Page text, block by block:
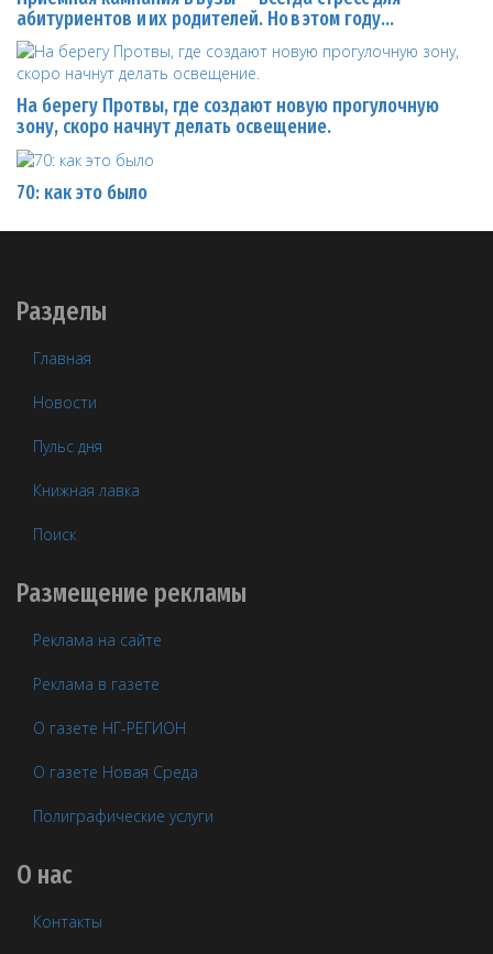
абитуриентов и их родителей. Но в этом году…
На берегу Протвы, где создают новую прогулочную
зону, скоро начнут делать освещение.
70: как это было
Разделы
Главная
Новости
Пульс дня
Книжная лавка
Поиск
Размещение рекламы
Реклама на сайте
Реклама в газете
О газете НГ-РЕГИОН
О газете Новая Среда
Полиграфические услуги
О нас
Контакты